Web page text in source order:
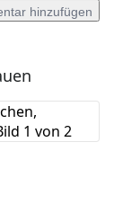
hinzufügen